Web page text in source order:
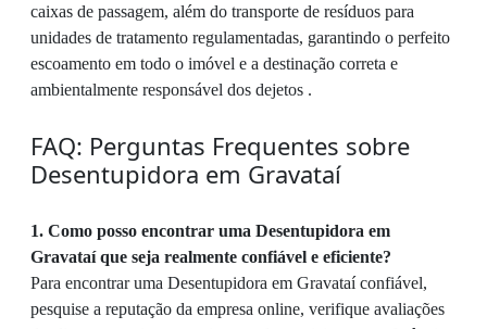
caixas de passagem, além do transporte de resíduos para
unidades de tratamento regulamentadas, garantindo o perfeito
escoamento em todo o imóvel e a destinação correta e
ambientalmente responsável dos dejetos .
FAQ: Perguntas Frequentes sobre
Desentupidora em Gravataí
1. Como posso encontrar uma Desentupidora em
Gravataí que seja realmente confiável e eficiente?
Para encontrar uma Desentupidora em Gravataí confiável,
pesquise a reputação da empresa online, verifique avaliações